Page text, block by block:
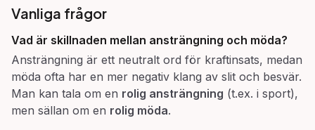
Vanliga frågor
Vad är skillnaden mellan ansträngning och möda?
Ansträngning är ett neutralt ord för kraftinsats, medan
möda ofta har en mer negativ klang av slit och besvär.
Man kan tala om en rolig ansträngning (t.ex. i sport),
men sällan om en rolig möda.